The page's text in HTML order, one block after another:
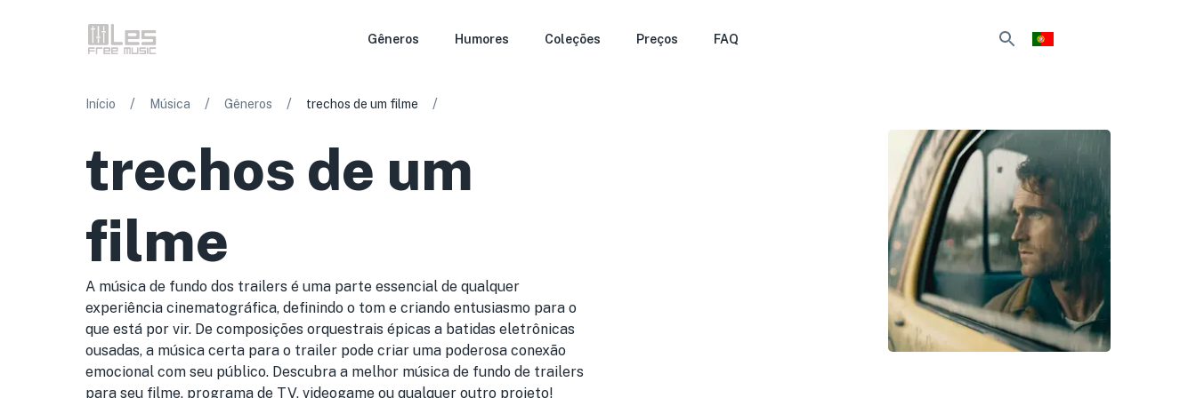
Gêneros Humores Coleções Preços FAQ
Início / Música / Gêneros / trechos de um filme /
trechos de um
filme
A música de fundo dos trailers é uma parte essencial de qualquer
experiência cinematográfica, definindo o tom e criando entusiasmo para o
que está por vir. De composições orquestrais épicas a batidas eletrônicas
ousadas, a música certa para o trailer pode criar uma poderosa conexão
emocional com seu público. Descubra a melhor música de fundo de trailers
para seu filme, programa de TV, videogame ou qualquer outro projeto!